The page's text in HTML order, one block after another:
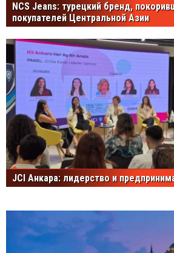
NCS Jeans: турецкий бренд,
покупателей Центральной Азии
JCI Анкара: лидерство и